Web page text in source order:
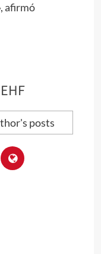
afirmó
EHF
posts